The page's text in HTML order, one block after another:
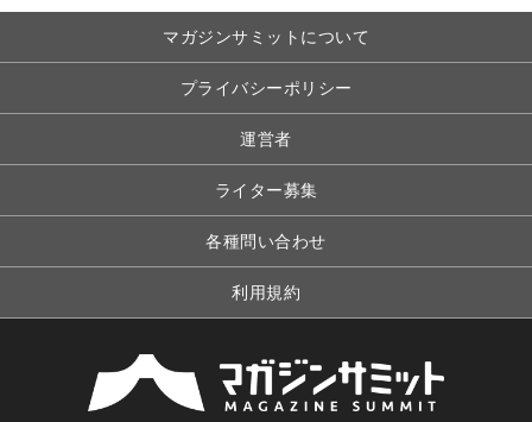
マガジンサミットについて
プライバシーポリシー
運営者
ライター募集
各種問い合わせ
利用規約